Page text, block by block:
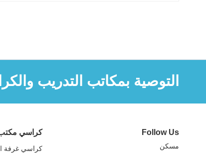
التوصية بمكاتب التدريب
Follow Us
مسكن
كراسي مكتب
كراسي غرفة